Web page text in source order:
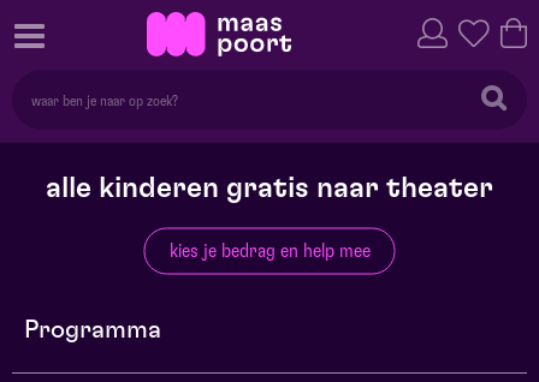
alle kinderen gratis naar theater
kies je bedrag en help mee
Programma